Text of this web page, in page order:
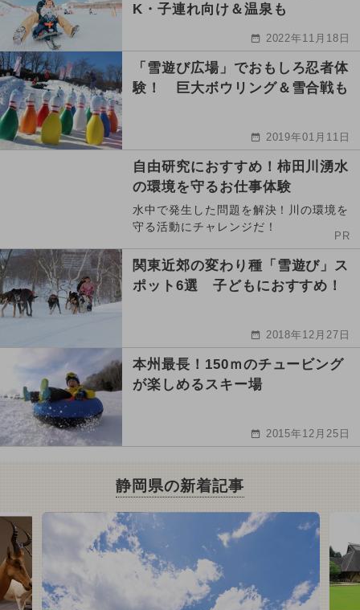
K・子連れ向け＆温泉も
2022年11月18日
「雪遊び広場」でおもしろ忍者体
験！ 巨大ボウリング＆雪合戦も
2019年01月11日
自由研究におすすめ！柿田川湧水
の環境を守るお仕事体験
水中で発生した問題を解決！川の環境を
守る活動にチャレンジだ！
PR
関東近郊の変わり種「雪遊び」ス
ポット6選 子どもにおすすめ！
2018年12月27日
本州最長！150ｍのチュービング
が楽しめるスキー場
2015年12月25日
静岡県の新着記事